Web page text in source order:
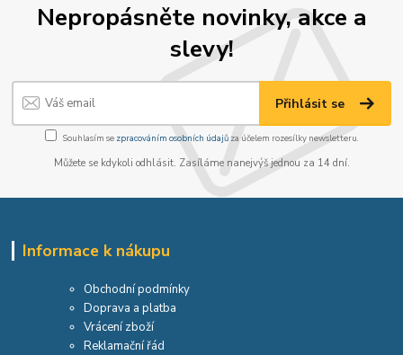
Nepropásněte novinky, akce a
slevy!
Přihlásit se
Souhlasím se zpracováním osobních údajůza účelem rozesílky newsletteru.
Můžete se kdykoli odhlásit. Zasíláme nanejvýš jednou za 14 dní.
Informace k nákupu
Obchodní podmínky
Doprava a platba
Vrácení zboží
Reklamační řád